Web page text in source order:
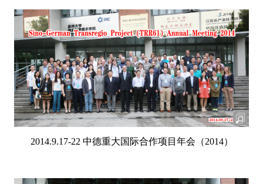
2014.9.17-22 中德重大国际合作项目年会（2014）